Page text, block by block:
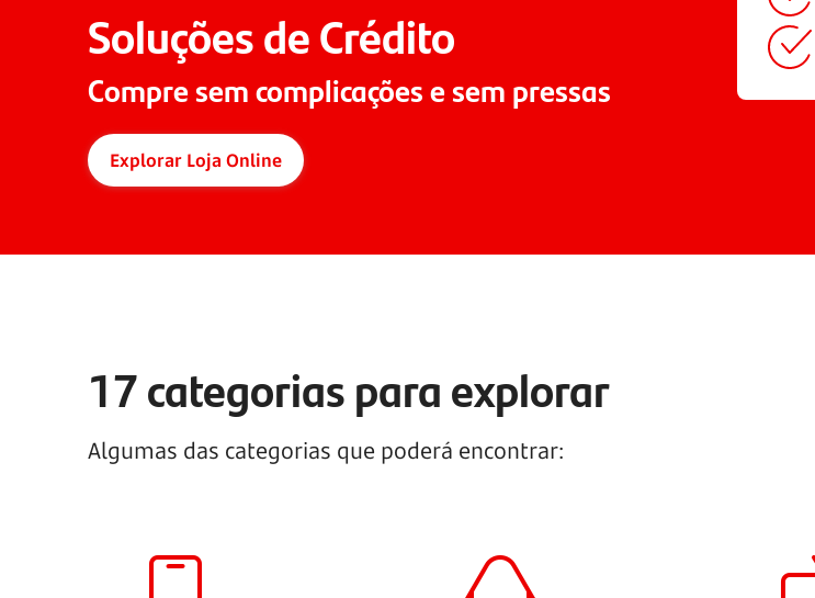
Soluções de Crédito
Compre sem complicações e sem pressas
Explorar Loja Online
17 categorias para explorar
Algumas das categorias que poderá encontrar: